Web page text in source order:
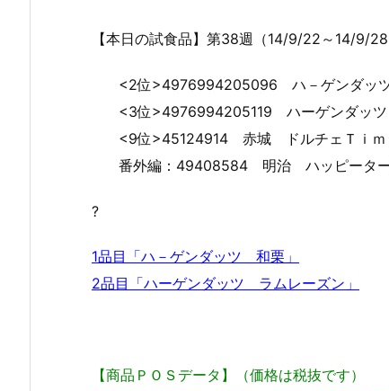
【本日の試食品】第38週（14/9/22～14/9/28
<2位>4976994205096 ハ－ゲンダッ
<3位>4976994205119 ハーゲンダッ
<9位>45124914 赤城 ドルチェＴｉｍ
番外編：49408584 明治 ハッピータ
?
1品目「ハ－ゲンダッツ 和栗」
2品目「ハーゲンダッツ ラムレーズン」
【商品ＰＯＳデータ】（価格は税抜です）